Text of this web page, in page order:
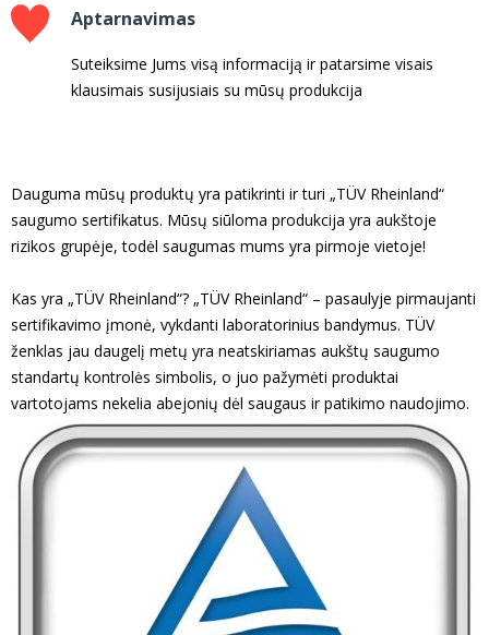
Aptarnavimas
Suteiksime Jums visą informaciją ir patarsime visais
klausimais susijusiais su mūsų produkcija
Dauguma mūsų produktų yra patikrinti ir turi „TÜV Rheinland“
saugumo sertifikatus. Mūsų siūloma produkcija yra aukštoje
rizikos grupėje, todėl saugumas mums yra pirmoje vietoje!
Kas yra „TÜV Rheinland“? „TÜV Rheinland“ – pasaulyje pirmaujanti
sertifikavimo įmonė, vykdanti laboratorinius bandymus. TÜV
ženklas jau daugelį metų yra neatskiriamas aukštų saugumo
standartų kontrolės simbolis, o juo pažymėti produktai
vartotojams nekelia abejonių dėl saugaus ir patikimo naudojimo.